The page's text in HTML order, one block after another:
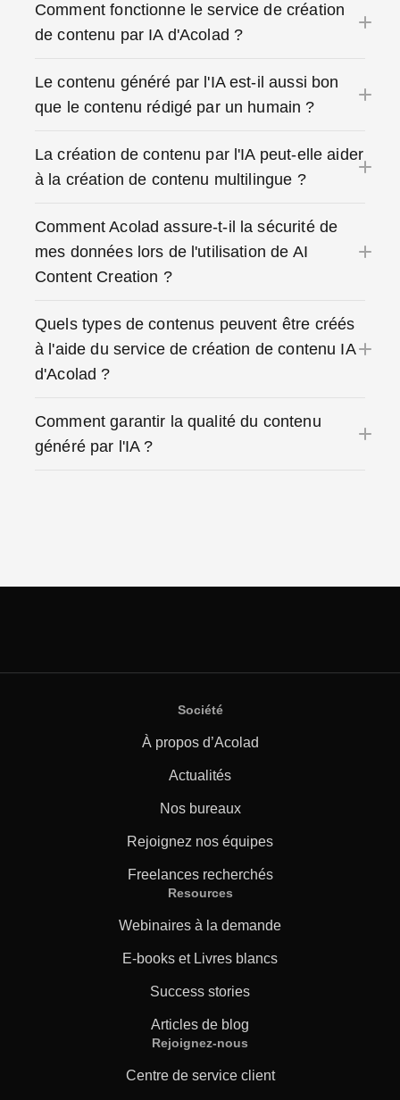
Comment fonctionne le service de création
de contenu par IA d'Acolad ?
Le contenu généré par l'IA est-il aussi bon
que le contenu rédigé par un humain ?
La création de contenu par l'IA peut-elle aider
à la création de contenu multilingue ?
Comment Acolad assure-t-il la sécurité de
mes données lors de l'utilisation de AI
Content Creation ?
Quels types de contenus peuvent être créés
à l'aide du service de création de contenu IA
d'Acolad ?
Comment garantir la qualité du contenu
généré par l'IA ?
Société
À propos d’Acolad
Actualités
Nos bureaux
Rejoignez nos équipes
Freelances recherchés
Resources
Webinaires à la demande
E-books et Livres blancs
Success stories
Articles de blog
Rejoignez-nous
Centre de service client